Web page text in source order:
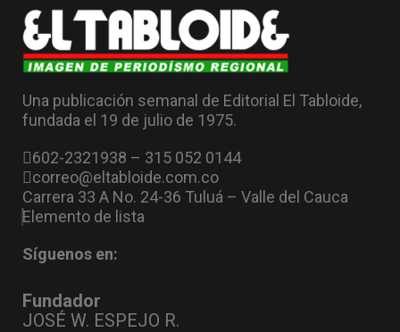
Una publicación semanal de Editorial El Tabloide,
fundada el 19 de julio de 1975.
602-2321938 – 315 052 0144
correo@eltabloide.com.co
Carrera 33 A No. 24-36 Tuluá – Valle del Cauca
Elemento de lista
Síguenos en:
Fundador
JOSÉ W. ESPEJO R.